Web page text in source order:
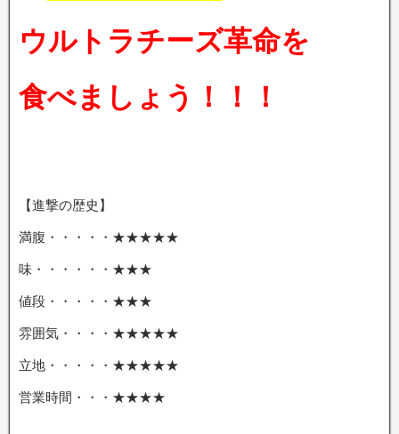
ウルトラチーズ革命を
食べましょう！！！
【進撃の歴史】
満腹・・・・・★★★★★
味・・・・・・★★★
値段・・・・・★★★
雰囲気・・・・★★★★★
立地・・・・・★★★★★
営業時間・・・★★★★